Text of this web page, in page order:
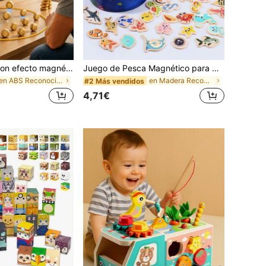
Juego de mesa con efecto magnético para niños, inducción magnética, juego de mesa interactivo para padres e hijos, juguete de juego de mesa, regalo para días festivos
en ABS Reconocimiento de formas y colores para niñ
Juego de Pesca Magnético para Niños de 15 Piezas, Adecuado para Niños de 3-8 Años, Incluye Caña de Pescar de Madera y Juguetes de Peces, Juguetes Educativos de Pesca de Animales Marinos para Niños y Niñas
#2 Más vendidos en Madera Reconocimiento de formas y colores para
4,71€